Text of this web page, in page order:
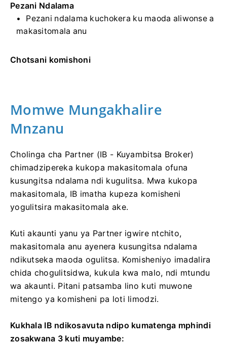
Pezani Ndalama
Pezani ndalama kuchokera ku maoda aliwonse a
makasitomala anu
Chotsani komishoni
Momwe Mungakhalire
Mnzanu
Cholinga cha Partner (IB - Kuyambitsa Broker)
chimadzipereka kukopa makasitomala ofuna
kusungitsa ndalama ndi kugulitsa. Mwa kukopa
makasitomala, IB imatha kupeza komisheni
yogulitsira makasitomala ake.
Kuti akaunti yanu ya Partner igwire ntchito,
makasitomala anu ayenera kusungitsa ndalama
ndikutseka maoda ogulitsa. Komisheniyo imadalira
chida chogulitsidwa, kukula kwa malo, ndi mtundu
wa akaunti. Pitani patsamba lino kuti muwone
mitengo ya komisheni pa loti limodzi.
Kukhala IB ndikosavuta ndipo kumatenga mphindi
zosakwana 3 kuti muyambe: